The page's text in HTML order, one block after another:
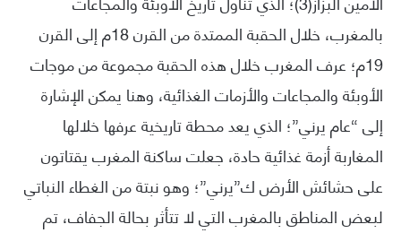
بالمغرب، خلال الحقبة الممتدة من القرن 18م إلى القرن
19م؛ عرف المغرب خلال هذه الحقبة مجموعة من موجات
الأوبئة والمجاعات والأزمات الغذائية، وهنا يمكن الإشارة
إلى “عام يرني”؛ الذي يعد محطة تاريخية عرفها خلالها
المغاربة أزمة غذائية حادة، جعلت ساكنة المغرب يقتاتون
على حشائش الأرض ك”يرني”؛ وهو نبتة من الغطاء النباتي
لبعض المناطق بالمغرب التي لا تتأثر بحالة الجفاف، تم